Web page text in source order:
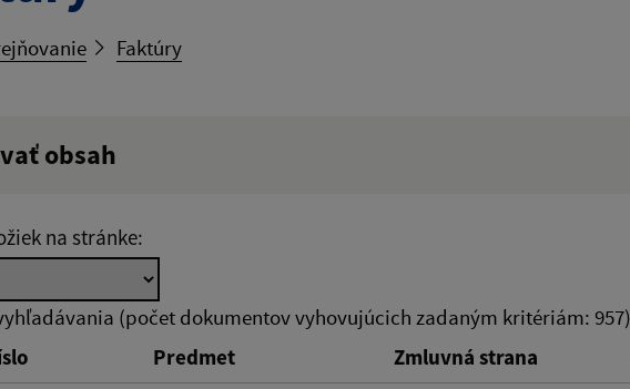
Faktúry
obsah
Suma do:
na stránke:
(počet dokumentov vyhovujúcich zadaným kritériám: 957)
Predmet Zmluvná strana